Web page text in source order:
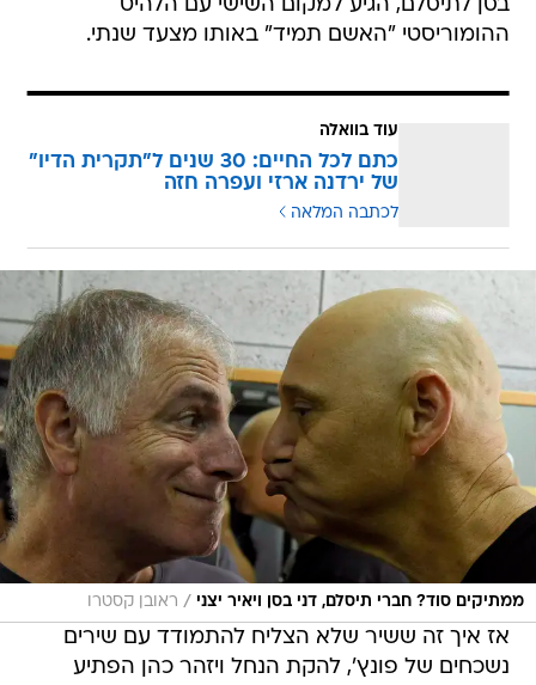
בסן לתיסלם, הגיע למקום השישי עם הלהיט
ההומוריסטי "האשם תמיד" באותו מצעד שנתי.
עוד בוואלה
כתם לכל החיים: 30 שנים ל"תקרית הדיו"
של ירדנה ארזי ועפרה חזה
לכתבה המלאה
ממתיקים סוד? חברי תיסלם, דני בסן ויאיר יצני / ראובן קסטרו
אז איך זה ששיר שלא הצליח להתמודד עם שירים
נשכחים של פונץ', להקת הנחל ויזהר כהן הפתיע